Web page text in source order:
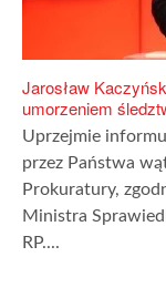
Jarosław
umorzeniem
Uprzejmie
przez Państwa
Prokuratury,
Ministra
RP....